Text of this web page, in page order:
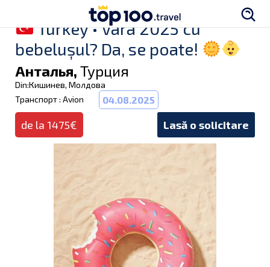
Turkey • Vara 2025 cu
bebelușul? Da, se poate!
Анталья, Турция
Din:Кишинев, Молдова
Транспорт : Avion
04.08.2025
de la 1475€ Lasă o solicitare